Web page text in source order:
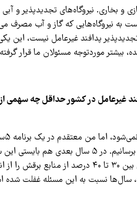
گازی و بخاری. نیروگاه‌های تجدیدپذیر و
به نیروگاه‌هایی که گاز و آب مصرف
پدافند غیرعامل نیست، این
بیشتر موردتوجه مسئولان ما قرار
غیرعامل در کشور حداقل چه سهمی از
در حقیقت کشور این قابلیت را دارد که حداقل بین ۳۰
سال‌ها نسبت به این مسئله غفلت شده